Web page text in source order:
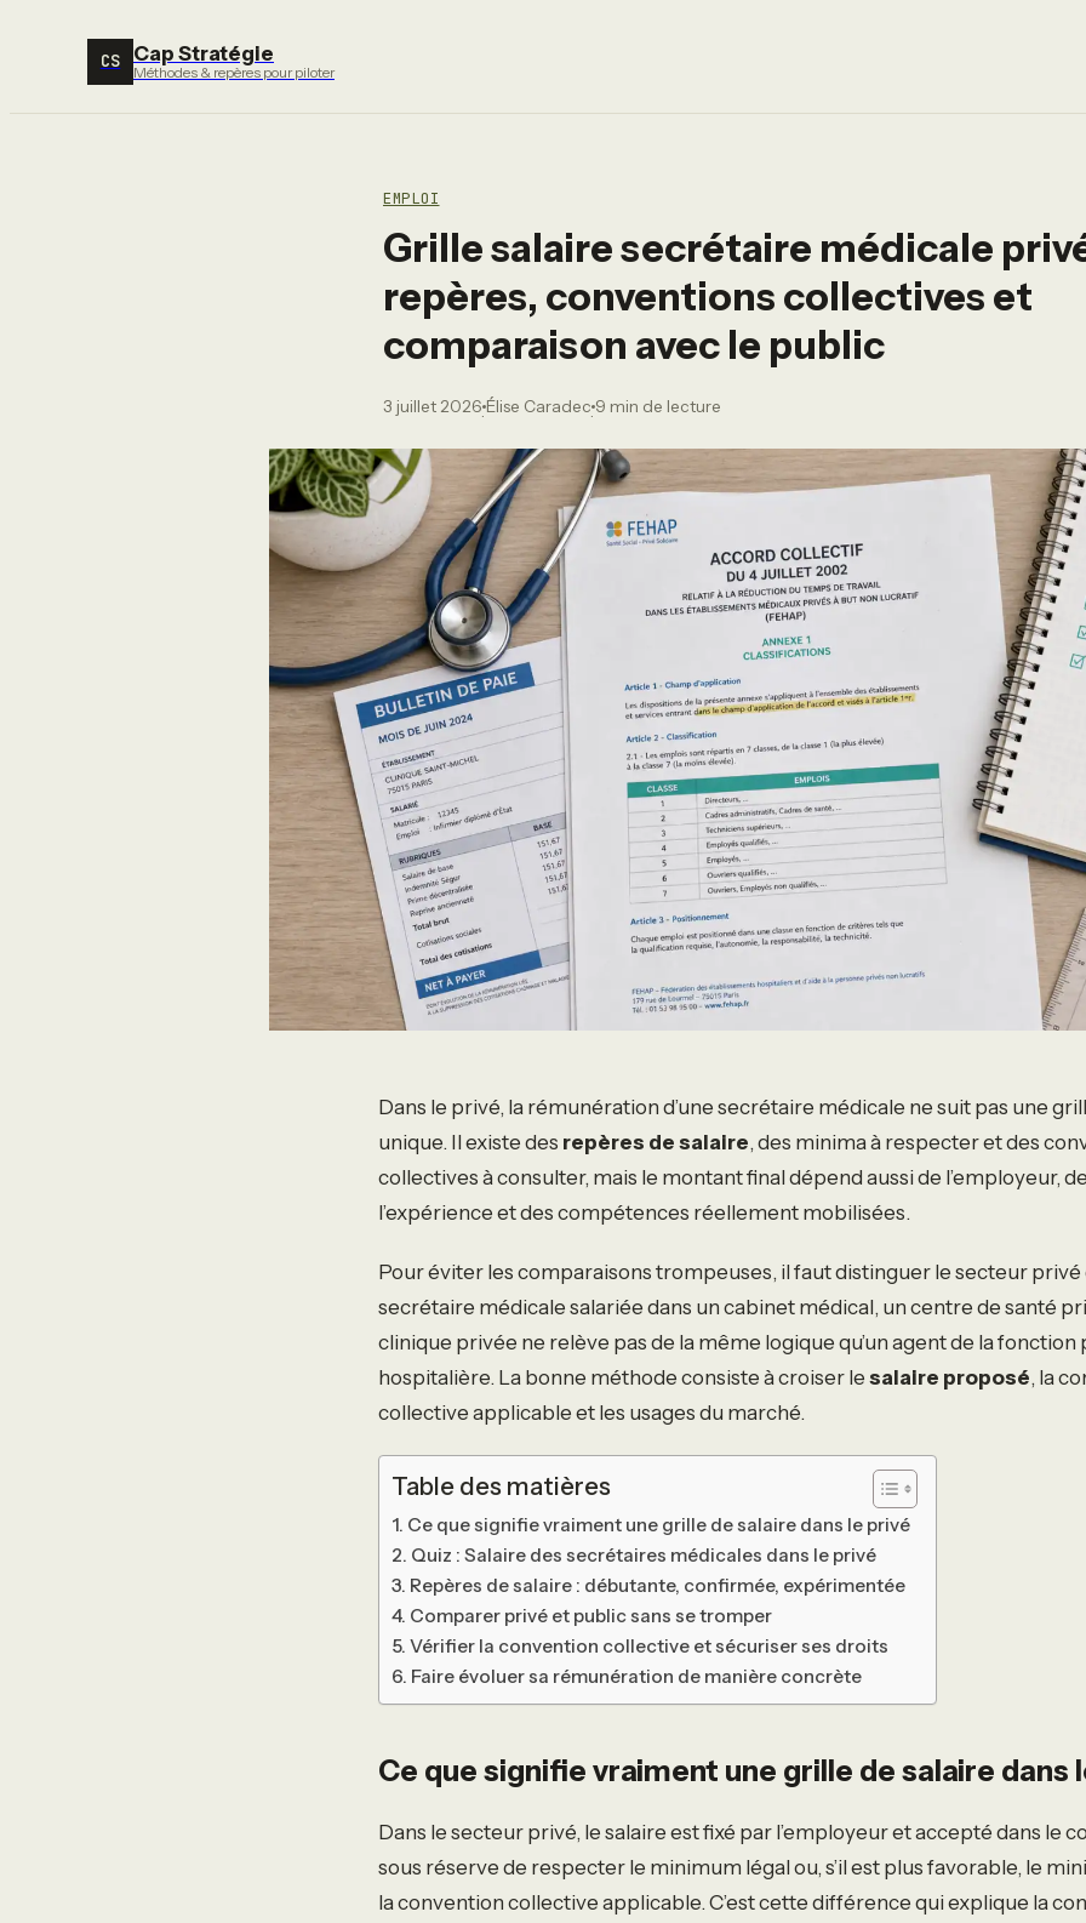
CS Cap Stratégie
Méthodes & repères pour piloter
EMPLOI
Grille salaire secrétaire médicale
repères, conventions collectives et
comparaison avec le public
3 juillet 2026
·
Élise Caradec
·
9 min de lecture
Dans le privé, la rémunération d’une secrétaire médicale ne suit pas une
unique. Il existe des repères de salaire, des minima à respecter et des
collectives à consulter, mais le montant final dépend aussi de l’employeur,
l’expérience et des compétences réellement mobilisées.
Pour éviter les comparaisons trompeuses, il faut distinguer le secteur privé
secrétaire médicale salariée dans un cabinet médical, un centre de santé
clinique privée ne relève pas de la même logique qu’un agent de la fonction
hospitalière. La bonne méthode consiste à croiser le salaire proposé, la
collective applicable et les usages du marché.
Table des matières
Ce que signifie vraiment une grille de salaire dans le privé
Quiz : Salaire des secrétaires médicales dans le privé
Repères de salaire : débutante, confirmée, expérimentée
Comparer privé et public sans se tromper
Vérifier la convention collective et sécuriser ses droits
Faire évoluer sa rémunération de manière concrète
Ce que signifie vraiment une grille de salaire dans
Dans le secteur privé, le salaire est fixé par l’employeur et accepté dans le
sous réserve de respecter le minimum légal ou, s’il est plus favorable, le
la convention collective applicable. C’est cette différence qui explique la